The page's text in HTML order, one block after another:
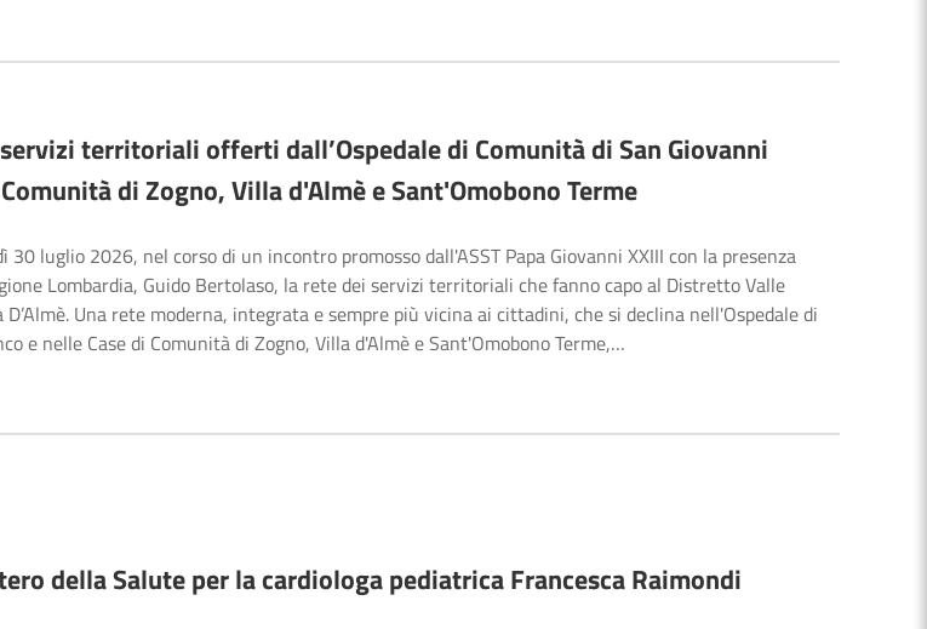
territoriali offerti dall’Ospedale di Comunità di San Giovanni
di Zogno, Villa d'Almè e Sant'Omobono Terme
luglio 2026, nel corso di un incontro promosso dall'ASST Papa Giovanni XXIII con la presenza
Lombardia, Guido Bertolaso, la rete dei servizi territoriali che fanno capo al Distretto Valle
Una rete moderna, integrata e sempre più vicina ai cittadini, che si declina nell'Ospedale di
e nelle Case di Comunità di Zogno, Villa d'Almè e Sant'Omobono Terme,…
della Salute per la cardiologa pediatrica Francesca Raimondi